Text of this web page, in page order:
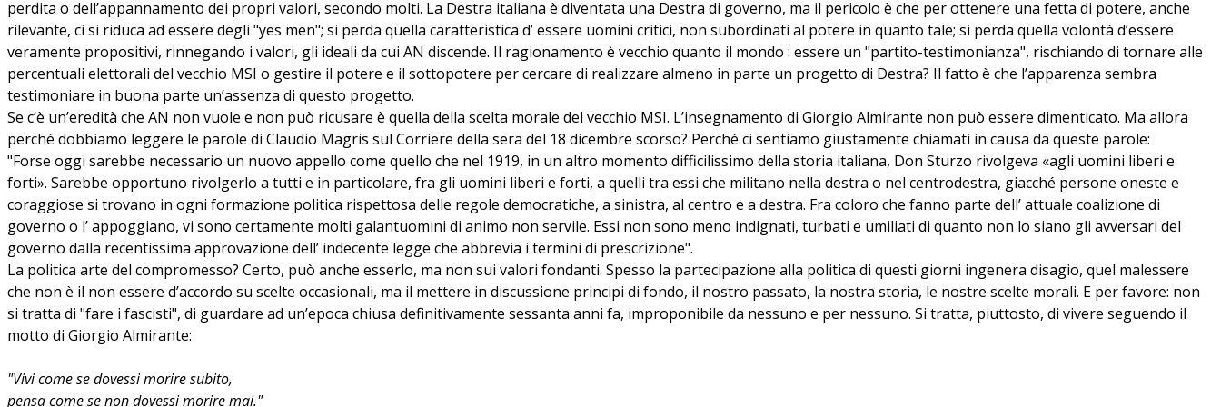
perdita o dell’appannamento dei propri valori, secondo molti. La Destra italiana è diventata una Destra di governo, ma il pericolo è che per ottenere una fetta di potere, anche
rilevante, ci si riduca ad essere degli "yes men"; si perda quella caratteristica d’ essere uomini critici, non subordinati al potere in quanto tale; si perda quella volontà d’essere
veramente propositivi, rinnegando i valori, gli ideali da cui AN discende. Il ragionamento è vecchio quanto il mondo : essere un "partito-testimonianza", rischiando di tornare alle
percentuali elettorali del vecchio MSI o gestire il potere e il sottopotere per cercare di realizzare almeno in parte un progetto di Destra? Il fatto è che l’apparenza sembra
testimoniare in buona parte un’assenza di questo progetto.
Se c’è un’eredità che AN non vuole e non può ricusare è quella della scelta morale del vecchio MSI. L’insegnamento di Giorgio Almirante non può essere dimenticato. Ma allora
perché dobbiamo leggere le parole di Claudio Magris sul Corriere della sera del 18 dicembre scorso? Perché ci sentiamo giustamente chiamati in causa da queste parole:
"Forse oggi sarebbe necessario un nuovo appello come quello che nel 1919, in un altro momento difficilissimo della storia italiana, Don Sturzo rivolgeva «agli uomini liberi e
forti». Sarebbe opportuno rivolgerlo a tutti e in particolare, fra gli uomini liberi e forti, a quelli tra essi che militano nella destra o nel centrodestra, giacché persone oneste e
coraggiose si trovano in ogni formazione politica rispettosa delle regole democratiche, a sinistra, al centro e a destra. Fra coloro che fanno parte dell’ attuale coalizione di
governo o l’ appoggiano, vi sono certamente molti galantuomini di animo non servile. Essi non sono meno indignati, turbati e umiliati di quanto non lo siano gli avversari del
governo dalla recentissima approvazione dell’ indecente legge che abbrevia i termini di prescrizione".
La politica arte del compromesso? Certo, può anche esserlo, ma non sui valori fondanti. Spesso la partecipazione alla politica di questi giorni ingenera disagio, quel malessere
che non è il non essere d’accordo su scelte occasionali, ma il mettere in discussione principi di fondo, il nostro passato, la nostra storia, le nostre scelte morali. E per favore: non
si tratta di "fare i fascisti", di guardare ad un’epoca chiusa definitivamente sessanta anni fa, improponibile da nessuno e per nessuno. Si tratta, piuttosto, di vivere seguendo il
motto di Giorgio Almirante:
"Vivi come se dovessi morire subito,
pensa come se non dovessi morire mai."